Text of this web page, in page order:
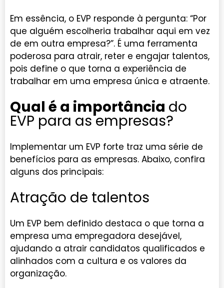
Em essência, o EVP responde à pergunta: “Por
que alguém escolheria trabalhar aqui em vez
de em outra empresa?”. É uma ferramenta
poderosa para atrair, reter e engajar talentos,
pois define o que torna a experiência de
trabalhar em uma empresa única e atraente.
Qual é a importância do
EVP para as empresas?
Implementar um EVP forte traz uma série de
benefícios para as empresas. Abaixo, confira
alguns dos principais:
Atração de talentos
Um EVP bem definido destaca o que torna a
empresa uma empregadora desejável,
ajudando a atrair candidatos qualificados e
alinhados com a cultura e os valores da
organização.